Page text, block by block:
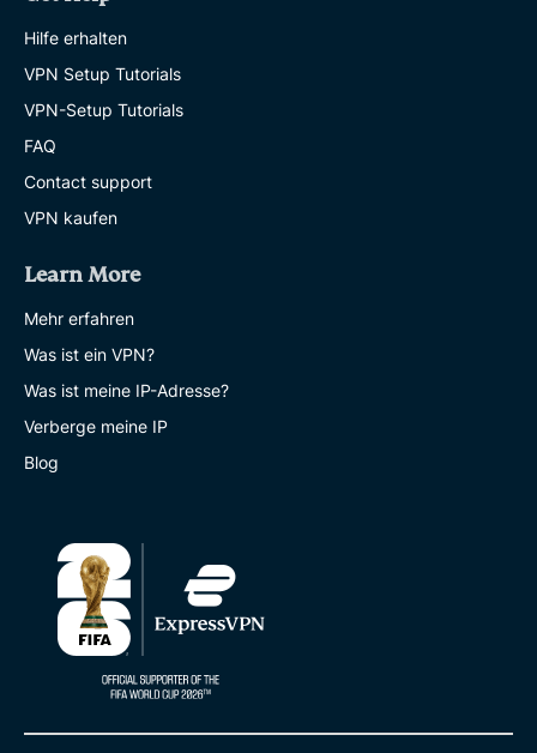
Hilfe erhalten
VPN Setup Tutorials
VPN-Setup Tutorials
FAQ
Contact support
VPN kaufen
Learn More
Mehr erfahren
Was ist ein VPN?
Was ist meine IP-Adresse?
Verberge meine IP
Blog